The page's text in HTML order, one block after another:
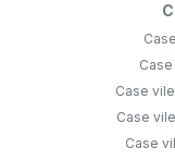
Case
Case
Case